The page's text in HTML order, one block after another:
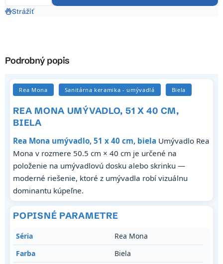
Strážiť
Podrobný popis
Rea Mona Sanitárna keramika - umývadlá Biela
REA MONA UMÝVADLO, 51 X 40 CM,
BIELA
Rea Mona umývadlo, 51 x 40 cm, biela Umývadlo Rea
Mona v rozmere 50.5 cm × 40 cm je určené na
položenie na umývadlovú dosku alebo skrinku —
moderné riešenie, ktoré z umývadla robí vizuálnu
dominantu kúpeľne.
POPISNÉ PARAMETRE
Séria
Rea Mona
Farba
Biela